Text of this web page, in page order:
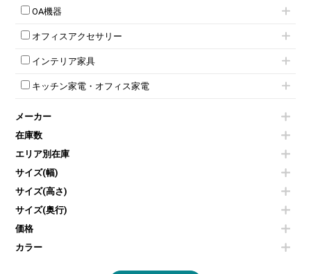
ラテラル書庫
ダイヤル錠ロッカー
ダイヤル錠ロッカー
ワードローブ・クローゼット
会議テーブルW1200～
会議テーブルW1800～
平行スタックテーブル
会議テーブルその他
ハイチェア
ミーティングチェアその他
応接・役員家具その他
ラウンジカウンター
受付カウンターその他
パーテーション
自立タイプパーテーション
パーテーションその他
脚付ホワイトボード
壁掛けホワイトボード
ホワイトボードその他
OA機器
電話機（ビジネスフォン）
シュレッダー
プロジェクター
スクリーン
その他OA機器
オフィスアクセサリー
チェア用台車
演台・講演台・演説台
防音パネル
個室ブース
コートハンガー・ポールハンガー
傘立て
食器棚・キッチンキャビネット
カタログスタンド
オフィスアクセサリーその他
インテリア家具
モールドチェア
ダイニングチェア
カウンターテーブル
センターテーブル・サイドテーブル
ベンチ・スツール
ソファ
シェルフ
ダストボックス（ゴミ箱）
インテリア家具その他
キッチン家電・オフィス家電
冷蔵庫・洗濯機
空気清浄機・加湿器
液晶テレビ・モニター類
エアコン
掃除機
季節家電
メーカー
在庫数
エリア別在庫
サイズ(幅)
サイズ(高さ)
サイズ(奥行)
価格
カラー